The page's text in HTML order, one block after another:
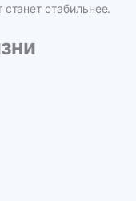
стабильнее.